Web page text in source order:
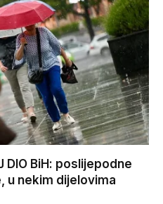
DIO BiH: poslijepodne
u nekim dijelovima